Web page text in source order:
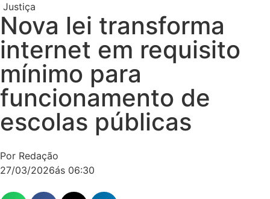
Justiça
Nova lei transforma
internet em requisito
mínimo para
funcionamento de
escolas públicas
Por Redação
27/03/2026ás 06:30